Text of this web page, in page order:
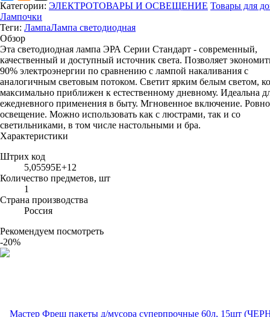
Категории: ЭЛЕКТРОТОВАРЫ И ОСВЕЩЕНИЕ Товары для
Лампочки
Теги: ЛампаЛампа светодиодная
Обзор
Эта светодиодная лампа ЭРА Серии Стандарт - современный,
качественный и доступный источник света. Позволяет
90% электроэнергии по сравнению с лампой накаливания с
аналогичным световым потоком. Светит ярким белым светом,
максимально приближен к естественному дневному. Идеальна
ежедневного применения в быту. Мгновенное включение.
освещение. Можно использовать как с люстрами, так и со
светильниками, в том числе настольными и бра.
Характеристики
Штрих код
5,05595E+12
Количество предметов, шт
1
Страна производства
Россия
Рекомендуем посмотреть
-20%